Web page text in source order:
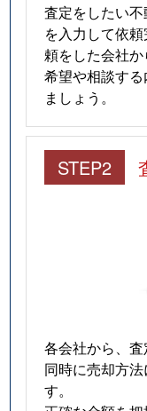
査定をしたい
を入力して依
頼をした会社か
希望や相談す
ましょう。
STEP2
各会社から、査
同時に売却方
す。